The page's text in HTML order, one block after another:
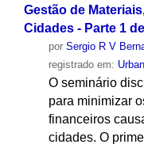
Gestão de
Cidades - Parte 1
por Sergio R V
registrado em:
O seminário
para minimizar
financeiros
cidades. O